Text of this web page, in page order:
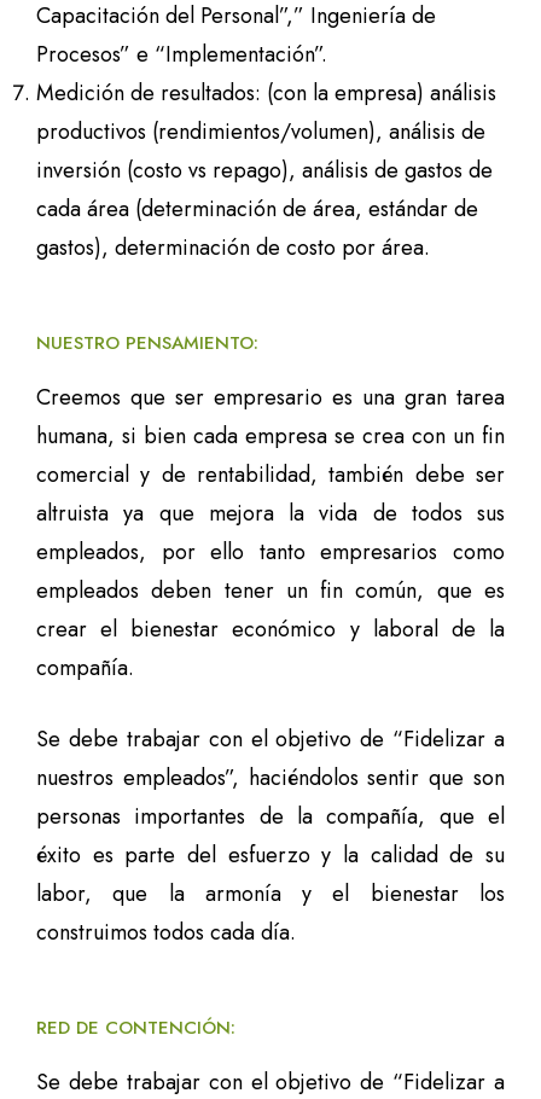
Capacitación del Personal”,” Ingeniería de
Procesos” e “Implementación”.
Medición de resultados: (con la empresa) análisis
productivos (rendimientos/volumen), análisis de
inversión (costo vs repago), análisis de gastos de
cada área (determinación de área, estándar de
gastos), determinación de costo por área.
NUESTRO PENSAMIENTO:
Creemos que ser empresario es una gran tarea
humana, si bien cada empresa se crea con un fin
comercial y de rentabilidad, también debe ser
altruista ya que mejora la vida de todos sus
empleados, por ello tanto empresarios como
empleados deben tener un fin común, que es
crear el bienestar económico y laboral de la
compañía.
Se debe trabajar con el objetivo de “Fidelizar a
nuestros empleados”, haciéndolos sentir que son
personas importantes de la compañía, que el
éxito es parte del esfuerzo y la calidad de su
labor, que la armonía y el bienestar los
construimos todos cada día.
RED DE CONTENCIÓN:
Se debe trabajar con el objetivo de “Fidelizar a